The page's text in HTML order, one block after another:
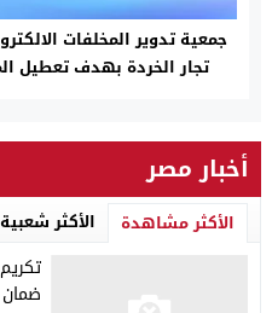
جمعية تدوير المخلفات
تجار الخردة بهدف تعطيل
أخبار مصر
الأكثر مشاهدة الأكثر شعبية